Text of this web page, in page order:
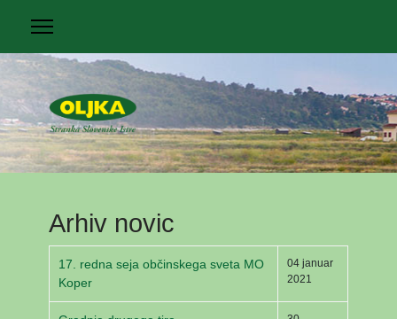
Arhiv novic
17. redna seja občinskega sveta MO
Koper
04 januar
2021